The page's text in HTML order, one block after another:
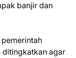
banjir dan
ditingkatkan agar